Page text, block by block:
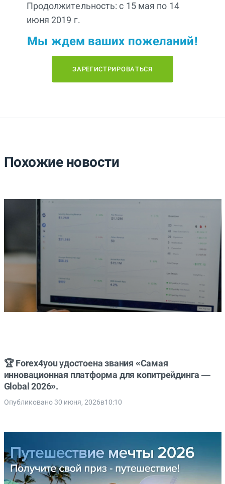
Продолжительность: с 15 мая по 14
июня 2019 г.
Мы ждем ваших пожеланий!
ЗАРЕГИСТРИРОВАТЬСЯ
Похожие новости
🏆 Forex4you удостоена звания «Самая
инновационная платформа для копитрейдинга —
Global 2026».
Опубликовано 30 июня, 2026в10:10